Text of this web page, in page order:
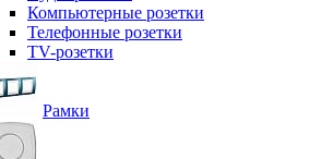
Компьютерные розетки
Телефонные розетки
TV-розетки
Рамки